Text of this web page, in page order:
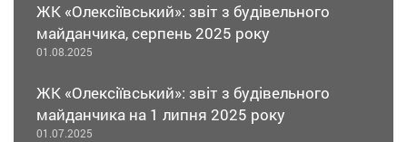
ЖК «Олексіївський»: звіт з будівельного
майданчика, серпень 2025 року
01.08.2025
ЖК «Олексіївський»: звіт з будівельного
майданчика на 1 липня 2025 року
01.07.2025